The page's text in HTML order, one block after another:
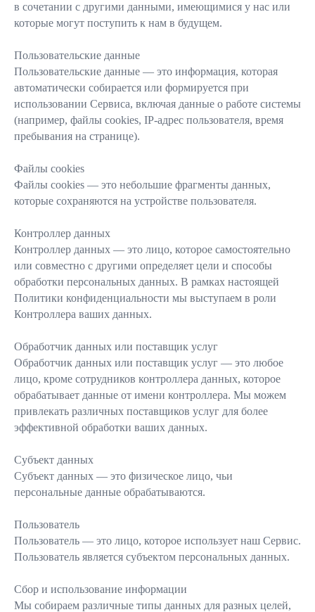
в сочетании с другими данными, имеющимися у нас или
которые могут поступить к нам в будущем.
Пользовательские данные
Пользовательские данные — это информация, которая
автоматически собирается или формируется при
использовании Сервиса, включая данные о работе системы
(например, файлы cookies, IP-адрес пользователя, время
пребывания на странице).
Файлы cookies
Файлы cookies — это небольшие фрагменты данных,
которые сохраняются на устройстве пользователя.
Контроллер данных
Контроллер данных — это лицо, которое самостоятельно
или совместно с другими определяет цели и способы
обработки персональных данных. В рамках настоящей
Политики конфиденциальности мы выступаем в роли
Контроллера ваших данных.
Обработчик данных или поставщик услуг
Обработчик данных или поставщик услуг — это любое
лицо, кроме сотрудников контроллера данных, которое
обрабатывает данные от имени контроллера. Мы можем
привлекать различных поставщиков услуг для более
эффективной обработки ваших данных.
Субъект данных
Субъект данных — это физическое лицо, чьи
персональные данные обрабатываются.
Пользователь
Пользователь — это лицо, которое использует наш Сервис.
Пользователь является субъектом персональных данных.
Сбор и использование информации
Мы собираем различные типы данных для разных целей,